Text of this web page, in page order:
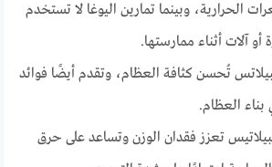
الحرارية، وبينما تمارين اليوغا لا تستخدم
أو آلات أثناء ممارستها.
تُحسن كثافة العظام، وتقدم أيضًا فوائد
العظام.
تعزز فقدان الوزن وتساعد على حرق